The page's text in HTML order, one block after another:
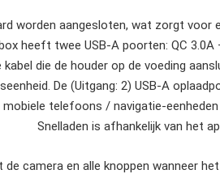
worden aangesloten, wat zorgt voor
heeft twee USB-A poorten: QC
die de houder op de voeding
De (Uitgang: 2) USB-A
telefoons / navigatie-
Snelladen is afhankelijk van het
camera en alle knoppen wanneer